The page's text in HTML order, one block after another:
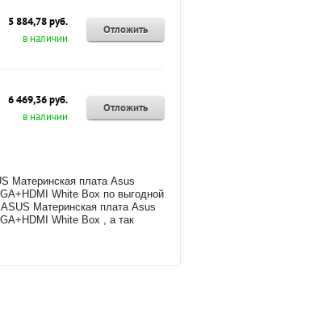
5 884,78 руб.
в наличии
Отложить
6 469,36 руб.
в наличии
Отложить
Материнская плата Asus
White Box по выгодной
ASUS Материнская плата Asus
White Box , а так